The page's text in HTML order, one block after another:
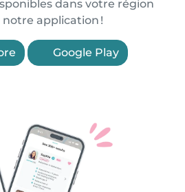
dans votre région
notre application !
Google Play